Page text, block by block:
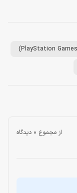
از مجموع 0 دیدگاه